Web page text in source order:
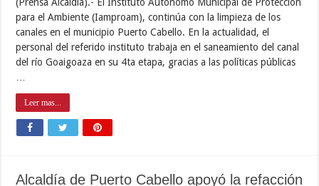
para el Ambiente (Iamproam), continúa con la limpieza de los
canales en el municipio Puerto Cabello. En la actualidad, el
personal del referido instituto trabaja en el saneamiento del canal
del río Goaigoaza en su 4ta etapa, gracias a las políticas públicas
Leer mas...
Alcaldía de Puerto Cabello apoyó la refacción